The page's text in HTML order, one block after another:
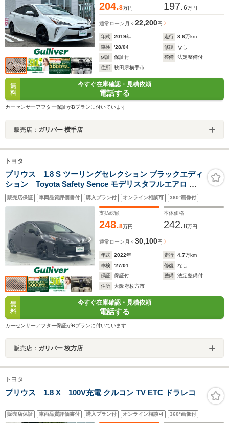
204.8万円 197.6万円
通常ローン 月々22,200円
年式 2019年 走行 8.6万km
車検
'28/04 修復
なし
保証
保証付 整備
法定整備付
住所
秋田県横手市
無
料
今すぐ在庫確認・見積依頼
電話する
カーセンサーアフター保証がBプランに付いています
販売店： ガリバー 横手店
トヨタ
プリウス 1.8 S ツーリングセレクション ブラックエディ
ション Toyota Safety Sence モデリスタフルエアロ 純
正8インチディスプレイオーディオ Bluetooth 合皮シート
全方位カメラ シートヒーター LEDオートライト フォグラ
ンプ ビルトインETC レーダークルーズコントロール
販売店保証 車両品質評価書付 購入プラン付 オンライン相談可 360°画像付
支払総額
248.8万円
本体価格
242.8万円
通常ローン 月々30,100円
年式 2022年 走行 4.7万km
車検
'27/01 修復
なし
保証
保証付 整備
法定整備付
住所
大阪府枚方市
無
料
今すぐ在庫確認・見積依頼
電話する
カーセンサーアフター保証がBプランに付いています
販売店： ガリバー 枚方店
トヨタ
プリウス 1.8 X 100V充電 クルコン TV ETC ドラレコ
販売店保証 車両品質評価書付 購入プラン付 オンライン相談可 360°画像付